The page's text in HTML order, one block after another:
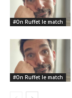
#On Ruffet le match
#On Ruffet le match